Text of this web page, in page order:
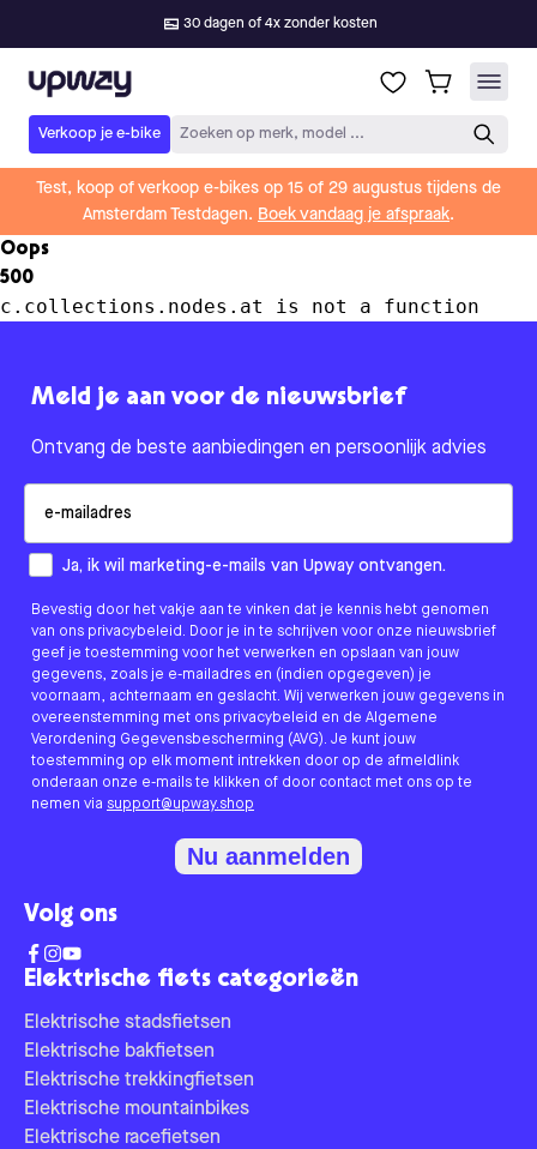
30 dagen of 4x zonder kosten
Upway
Verkoop je e-bike Zoeken op merk, model ...
Test, koop of verkoop e-bikes op 15 of 29 augustus tijdens de
Amsterdam Testdagen. Boek vandaag je afspraak.
Oops
500
c.collections.nodes.at is not a function
Elektrische fiets categorieën
Elektrische stadsfietsen
Elektrische bakfietsen
Elektrische trekkingfietsen
Elektrische mountainbikes
Elektrische racefietsen
Meld je aan voor de nieuwsbrief
Ontvang de beste aanbiedingen en persoonlijk advies
How would you like to hear from us?
Ja, ik wil marketing-e-mails van Upway ontvangen.
Bevestig door het vakje aan te vinken dat je kennis hebt genomen
van ons privacybeleid. Door je in te schrijven voor onze nieuwsbrief
geef je toestemming voor het verwerken en opslaan van jouw
gegevens, zoals je e-mailadres en (indien opgegeven) je
voornaam, achternaam en geslacht. Wij verwerken jouw gegevens in
overeenstemming met ons privacybeleid en de Algemene
Verordening Gegevensbescherming (AVG). Je kunt jouw
toestemming op elk moment intrekken door op de afmeldlink
onderaan onze e-mails te klikken of door contact met ons op te
nemen via support@upway.shop
Nu aanmelden
Volg ons